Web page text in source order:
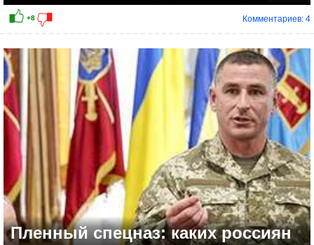
+10
Комментариев: 4
Пленный спецназ: каких россиян